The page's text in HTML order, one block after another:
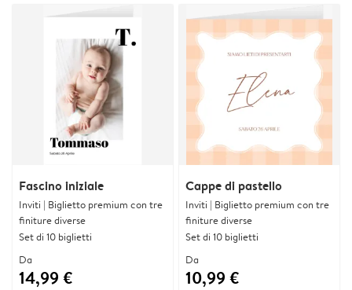
Fascino iniziale
Inviti | Biglietto premium con tre
finiture diverse
Set di 10 biglietti
Da
14,99 €
Cappe di pastello
Inviti | Biglietto premium con tre
finiture diverse
Set di 10 biglietti
Da
10,99 €